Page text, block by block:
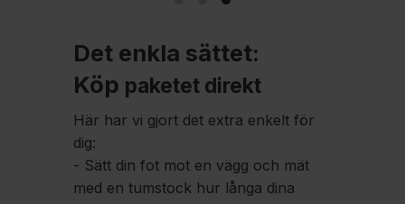
Det enkla sättet:
Köp paketet direkt
Här har vi gjort det extra enkelt för
dig:
- Sätt din fot mot en vägg och mät
med en tumstock hur långa dina